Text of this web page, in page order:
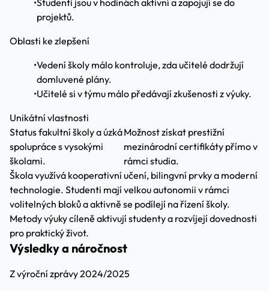
•Studenti jsou v hodinách aktivní a zapojují se do
projektů.
Oblasti ke zlepšení
•Vedení školy málo kontroluje, zda učitelé dodržují
domluvené plány.
•Učitelé si v týmu málo předávají zkušenosti z výuky.
Unikátní vlastnosti
Status fakultní školy a úzká
spolupráce s vysokými
školami.
Možnost získat prestižní
mezinárodní certifikáty přímo v
rámci studia.
Škola využívá kooperativní učení, bilingvní prvky a moderní
technologie. Studenti mají velkou autonomii v rámci
volitelných bloků a aktivně se podílejí na řízení školy.
Metody výuky cíleně aktivují studenty a rozvíjejí dovednosti
pro praktický život.
Výsledky a náročnost
Z výroční zprávy 2024/2025